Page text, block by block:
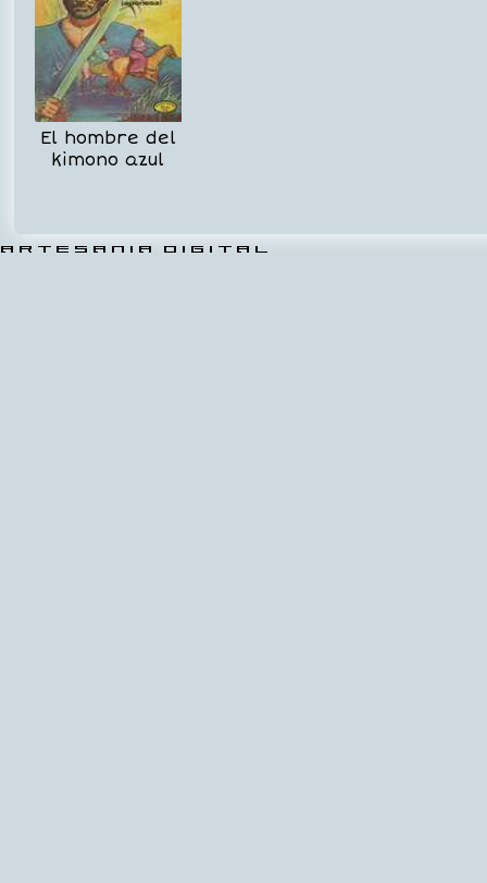
El hombre del
kimono azul